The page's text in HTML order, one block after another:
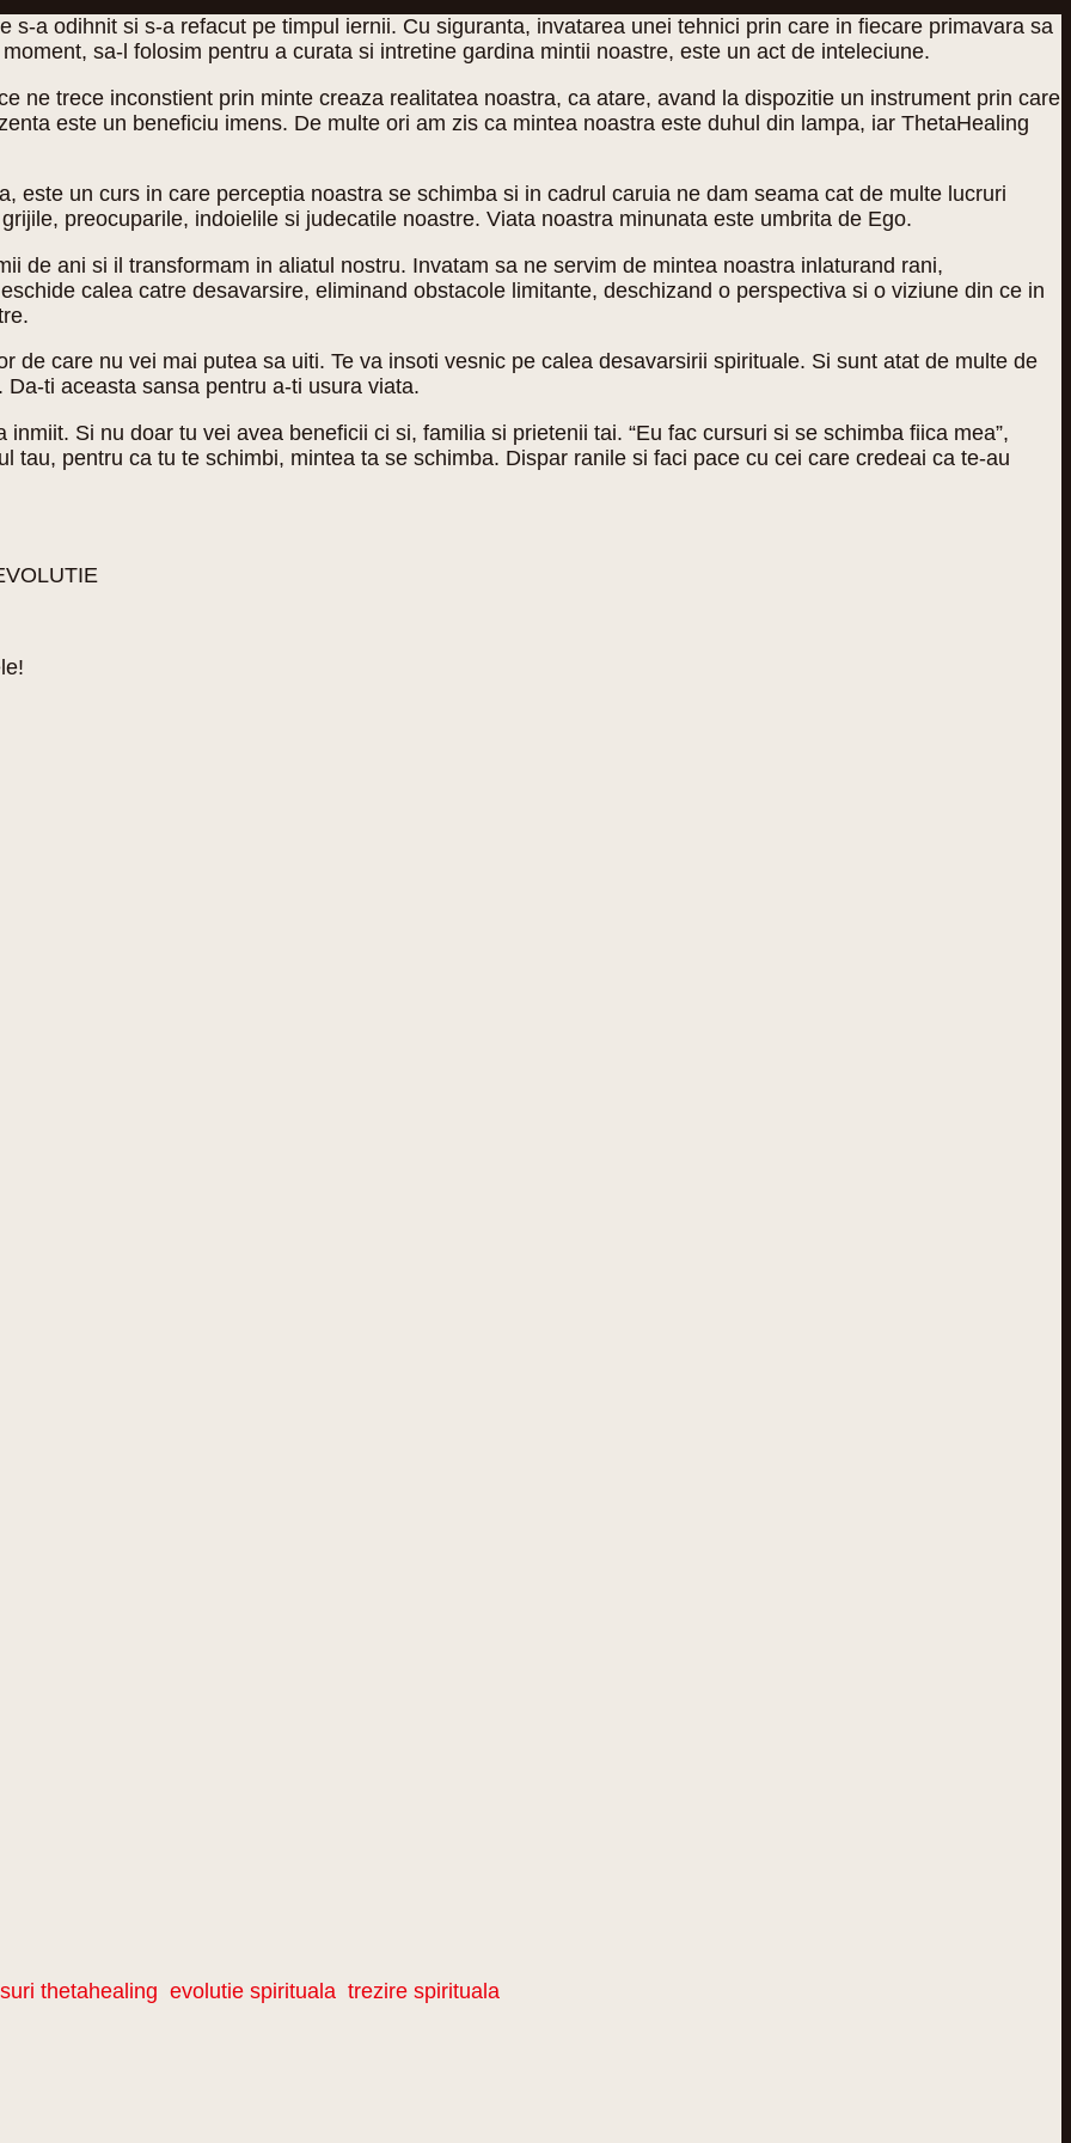
s-a odihnit si s-a refacut pe timpul iernii. Cu siguranta, invatarea unei tehnici prin care in fiecare primavara sa
sa-l folosim pentru a curata si intretine gardina mintii noastre, este un act de inteleciune.
ne trece inconstient prin minte creaza realitatea noastra, ca atare, avand la dispozitie un instrument prin care
este un beneficiu imens. De multe ori am zis ca mintea noastra este duhul din lampa, iar ThetaHealing
este un curs in care perceptia noastra se schimba si in cadrul caruia ne dam seama cat de multe lucruri
preocuparile, indoielile si judecatile noastre. Viata noastra minunata este umbrita de Ego.
de ani si il transformam in aliatul nostru. Invatam sa ne servim de mintea noastra inlaturand rani,
calea catre desavarsire, eliminand obstacole limitante, deschizand o perspectiva si o viziune din ce in
de care nu vei mai putea sa uiti. Te va insoti vesnic pe calea desavarsirii spirituale. Si sunt atat de multe de
ti aceasta sansa pentru a-ti usura viata.
Si nu doar tu vei avea beneficii ci si, familia si prietenii tai. “Eu fac cursuri si se schimba fiica mea”,
tau, pentru ca tu te schimbi, mintea ta se schimba. Dispar ranile si faci pace cu cei care credeai ca te-au
thetahealing evolutie spirituala trezire spirituala